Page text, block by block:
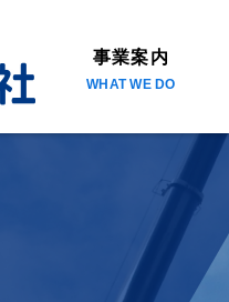
事業案内
WHAT WE DO